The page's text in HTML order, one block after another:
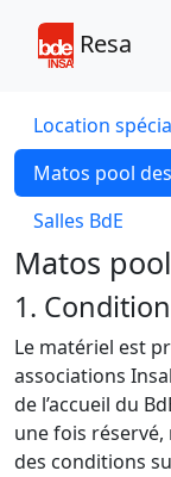
Resa
Location
Matos pool
Salles BdE
Matos
1.
Le matériel est
associations
de l’accueil du
une fois
des conditions